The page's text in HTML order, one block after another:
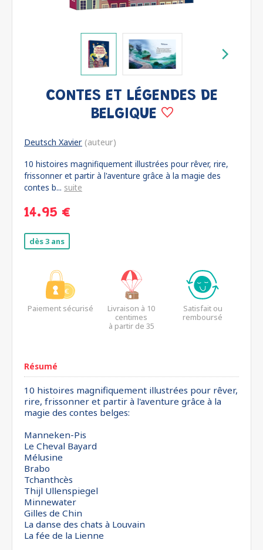
CONTES ET LÉGENDES DE
BELGIQUE
Deutsch Xavier (auteur)
10 histoires magnifiquement illustrées pour rêver, rire,
frissonner et partir à l'aventure grâce à la magie des
contes b... suite
14.95 €
dès 3 ans
Paiement sécurisé
Livraison à 10
centimes
à partir de 35
Satisfait ou
remboursé
Résumé
10 histoires magnifiquement illustrées pour rêver,
rire, frissonner et partir à l'aventure grâce à la
magie des contes belges:
Manneken-Pis
Le Cheval Bayard
Mélusine
Brabo
Tchanthcès
Thijl Ullenspiegel
Minnewater
Gilles de Chin
La danse des chats à Louvain
La fée de la Lienne